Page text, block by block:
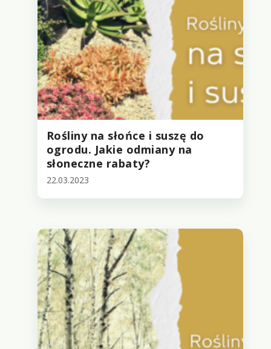
Rośliny na słońce i suszę do
ogrodu. Jakie odmiany na
słoneczne rabaty?
22.03.2023